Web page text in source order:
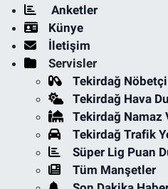
Anketler
Künye
İletişim
Servisler
Tekirdağ
Tekirdağ Hava
Tekirdağ Namaz
Tekirdağ Trafik
Süper Lig Puan
Tüm Manşetler